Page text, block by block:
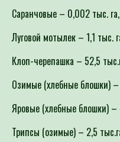
Саранчовые – 0,002 тыс. га,
Луговой мотылек – 1,1 тыс.
Клоп-черепашка – 52,5
Озимые (хлебные блошки) –
Яровые (хлебные блошки) –
Трипсы (озимые) – 2,5